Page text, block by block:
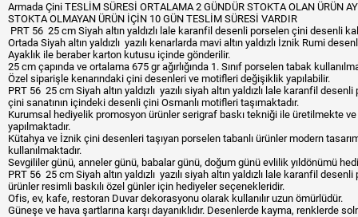
Armada Çini TESLİM SÜRESİ ORTALAMA 2 GÜNDÜR STOKTA OLAN ÜRÜN
STOKTA OLMAYAN ÜRÜN İÇİN 10 GÜN TESLİM SÜRESİ VARDIR
PRT 56 25 cm Siyah altın yaldızlı lale karanfil desenli porselen çini desenli
Ortada Siyah altın yaldızlı yazılı kenarlarda mavi altın yaldızlı İznik Rumi
Ayaklık ile beraber karton kutusu içinde gönderilir.
25 cm çapında ve ortalama 675 gr ağırlığında 1. Sınıf porselen tabak
Özel siparişle kenarındaki çini desenleri ve motifleri değişiklik yapılabilir.
PRT 56 25 cm Siyah altın yaldızlı yazılı siyah altın yaldızlı lale karanfil
çini sanatının içindeki desenli çini Osmanlı motifleri taşımaktadır.
Kurumsal hediyelik promosyon ürünler serigraf baskı tekniği ile üretilmekte
yapılmaktadır.
Kütahya ve İznik çini desenleri taşıyan porselen tabanlı ürünler modern
kullanılmaktadır.
Sevgililer günü, anneler günü, babalar günü, doğum günü evlilik yıldönümü
PRT 56 25 cm Siyah altın yaldızlı yazılı siyah altın yaldızlı lale karanfil
ürünler resimli baskılı özel günler için hediyeler seçenekleridir.
Ofis, ev, kafe, restoran Duvar dekorasyonu olarak kullanılır uzun ömürlüdür.
Güneşe ve hava şartlarına karşı dayanıklıdır. Desenlerde kayma, renklerde